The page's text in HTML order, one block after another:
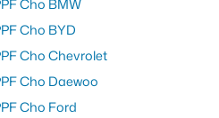
Cho BMW
Cho BYD
Cho Chevrolet
Cho Daewoo
Cho Ford